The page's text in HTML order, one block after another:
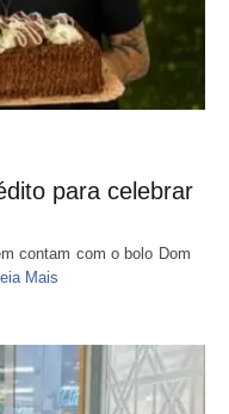
para celebrar
contam com o bolo Dom
Mais